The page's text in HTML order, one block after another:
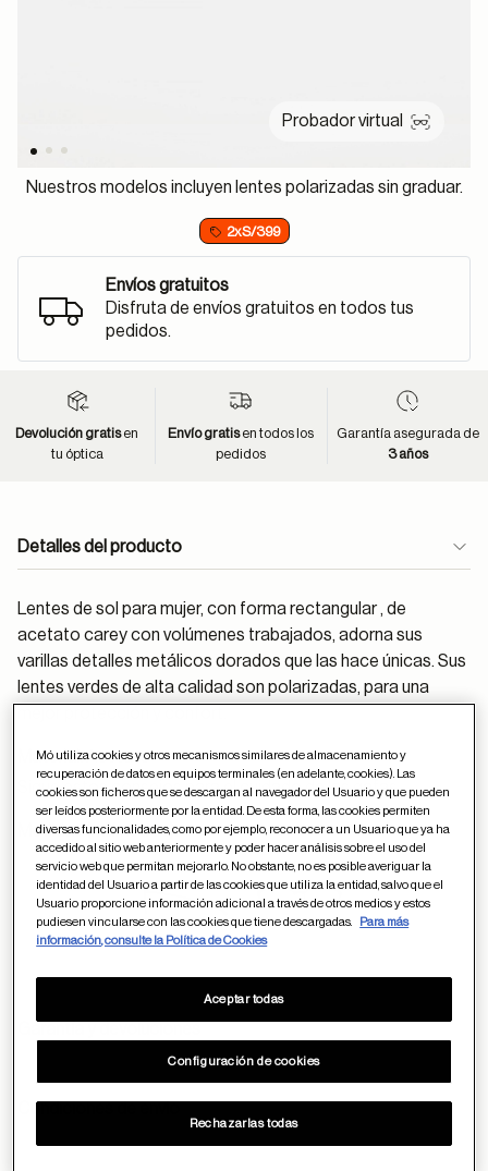
Probador virtual
Nuestros modelos incluyen lentes polarizadas sin graduar.
2xS/399
Envíos gratuitos
Disfruta de envíos gratuitos en todos tus
pedidos.
Devolución gratisen
tu óptica
Envío gratisen todos los
pedidos
Garantía asegurada de
3 años
Detalles del producto
Lentes de sol para mujer, con forma rectangular , de
acetato carey con volúmenes trabajados, adorna sus
varillas detalles metálicos dorados que las hace únicas. Sus
lentes verdes de alta calidad son polarizadas, para una
Material:Acetato
Sigue estosconsejospara el cuidado de las gafas
Medidas (milímetros):
20 53
145
Condiciones de envío
Mó utiliza cookies y otros mecanismos similares de almacenamiento y
recuperación de datos en equipos terminales (en adelante, cookies). Las
cookies son ficheros que se descargan al navegador del Usuario y que pueden
ser leídos posteriormente por la entidad. De esta forma, las cookies permiten
diversas funcionalidades, como por ejemplo, reconocer a un Usuario que ya ha
accedido al sitio web anteriormente y poder hacer análisis sobre el uso del
servicio web que permitan mejorarlo. No obstante, no es posible averiguar la
identidad del Usuario a partir de las cookies que utiliza la entidad, salvo que el
Usuario proporcione información adicional a través de otros medios y estos
pudiesen vincularse con las cookies que tiene descargadas.
Para más
información, consulte la Política de Cookies
Configuración de cookies
Rechazarlas todas
Aceptar todas